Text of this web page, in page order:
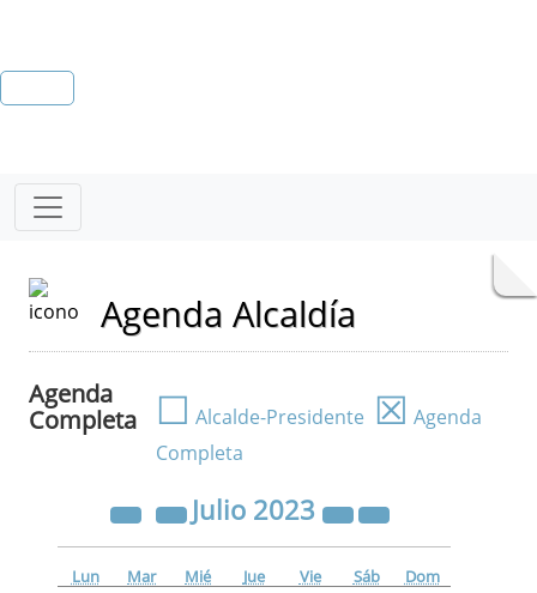
Agenda Alcaldía
Agenda
Completa
☐ Alcalde-Presidente ☒ Agenda
Completa
Julio 2023
Lun Mar Mié Jue Vie Sáb Dom